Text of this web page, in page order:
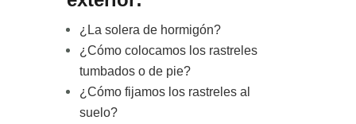
¿La solera de hormigón?
¿Cómo colocamos los rastreles
tumbados o de pie?
¿Cómo fijamos los rastreles al
suelo?